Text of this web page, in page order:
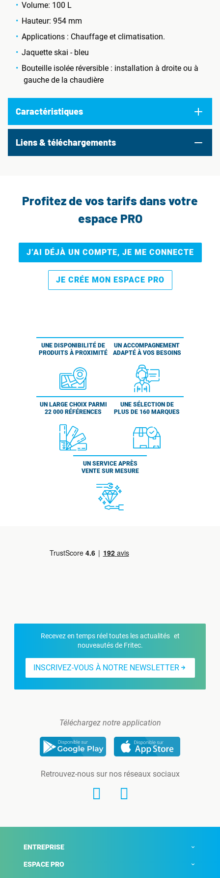
Volume: 100 L
Hauteur: 954 mm
Applications : Chauffage et climatisation.
Jaquette skai - bleu
Bouteille isolée réversible : installation à droite ou à
gauche de la chaudière
Caractéristiques
Liens & téléchargements
Profitez de vos tarifs dans votre
espace PRO
J’AI DÉJÀ UN COMPTE, JE ME CONNECTE
JE CRÉE MON ESPACE PRO
UNE DISPONIBILITÉ DE
PRODUITS À PROXIMITÉ
UN ACCOMPAGNEMENT
ADAPTÉ À VOS BESOINS
UN LARGE CHOIX PARMI
22 000 RÉFÉRENCES
UNE SÉLECTION DE
PLUS DE 160 MARQUES
UN SERVICE APRÈS
VENTE SUR MESURE
Recevez en temps réel toutes les actualités et
nouveautés de Fritec.
INSCRIVEZ-VOUS À NOTRE NEWSLETTER
Téléchargez notre application
Retrouvez-nous sur nos réseaux sociaux
ENTREPRISE
ESPACE PRO